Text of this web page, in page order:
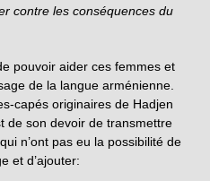
contre les conséquences du
pouvoir aider ces femmes et
de la langue arménienne.
capés originaires de Hadjen
de son devoir de transmettre
n’ont pas eu la possibilité de
et d’ajouter: